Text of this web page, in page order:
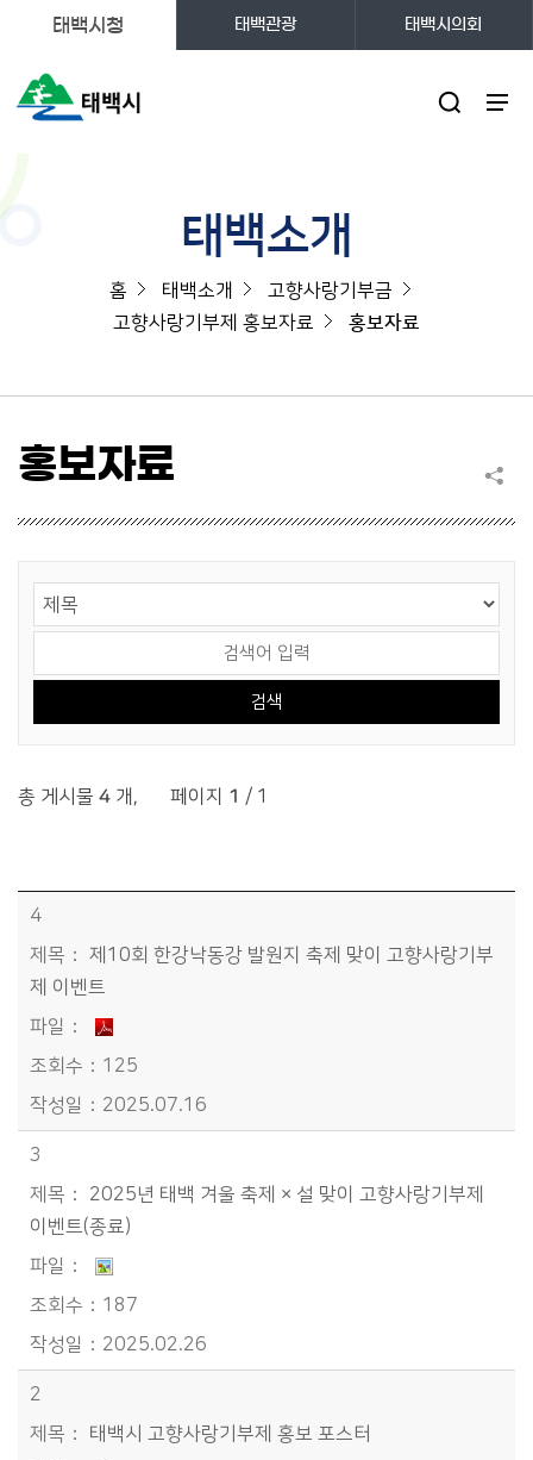
태백시청 태백관광 태백시의회
태백소개
홈 태백소개
고향사랑기부금
고향사랑기부제 홍보자료
홍보자료
홍보자료
총 게시물 4개 , 페이지 1 / 1
고향사랑>홍보자료 목록 - 번호, 제목, 파일, 조회수, 작성일정보 제공
4
제10회 한강낙동강 발원지 축제 맞이 고향사랑기부
제 이벤트
125
2025.07.16
3
2025년 태백 겨울 축제 × 설 맞이 고향사랑기부제
이벤트(종료)
187
2025.02.26
2
태백시 고향사랑기부제 홍보 포스터